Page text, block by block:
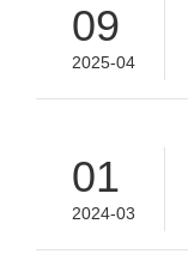
09
2025-04
01
2024-03